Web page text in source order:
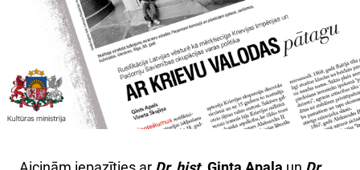
KONTAKTI
MILITĀRAIS MANTOJUMS